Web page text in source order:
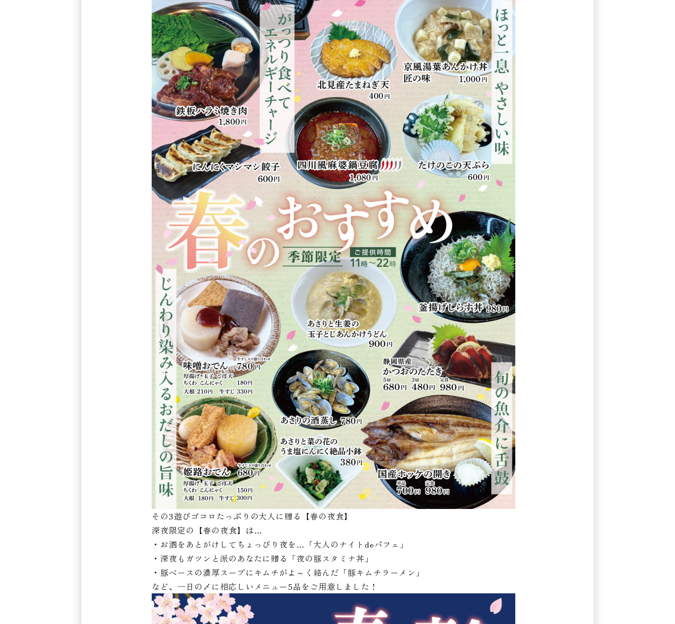
その3遊びゴコロたっぷりの大人に贈る【春の夜食】
深夜限定の【春の夜食】は…
・お酒をあとがけしてちょっぴり夜を…「大人のナイトdeパフェ」
・深夜もガツンと派のあなたに贈る「夜の豚スタミナ丼」
・豚ベースの濃厚スープにキムチがよ～く絡んだ「豚キムチラーメン」
など、一日の〆に相応しいメニュー5品をご用意しました！